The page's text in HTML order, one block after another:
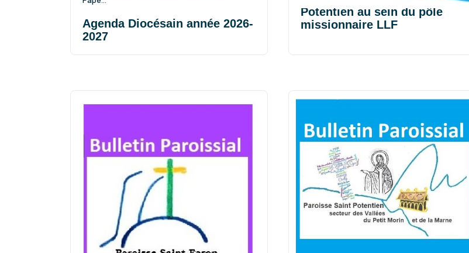
Agenda Diocésain année 2026-
2027
Potentien au sein du pôle
missionnaire LLF
Avec le Seigneur...même pendant les vacances
Juillet et août...le temps des vacances pour
beaucoup. Et déjà certains, si ce n’est déjà fait,
se demandent comment les organiser pour bien
les vivre. Pour nous, chrétiens, avons-nous
pensé à y intégrer aussi notre vie de...
Avec le Seigneur...même pendant les vacances
Juillet et août...le temps des vacances pour
beaucoup. Et déjà certains, si ce n’est déjà fait,
se demandent comment les organiser pour bien
les vivre. Pour nous, chrétiens, avons-nous
pensé à y intégrer aussi notre vie de...